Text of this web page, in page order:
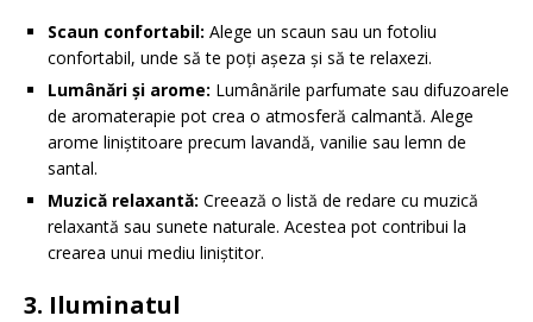
Scaun confortabil: Alege un scaun sau un fotoliu
confortabil, unde să te poți așeza și să te relaxezi.
Lumânări și arome: Lumânările parfumate sau difuzoarele
de aromaterapie pot crea o atmosferă calmantă. Alege
arome liniștitoare precum lavandă, vanilie sau lemn de
santal.
Muzică relaxantă: Creează o listă de redare cu muzică
relaxantă sau sunete naturale. Acestea pot contribui la
crearea unui mediu liniștitor.
3. Iluminatul